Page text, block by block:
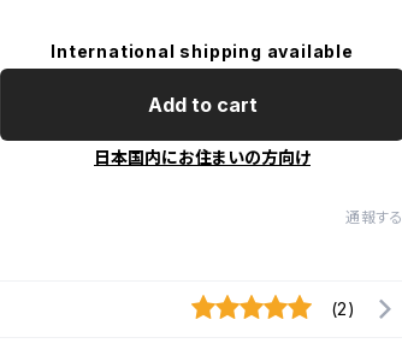
International shipping available
Add to cart
日本国内にお住まいの方向け
通報する
(2)